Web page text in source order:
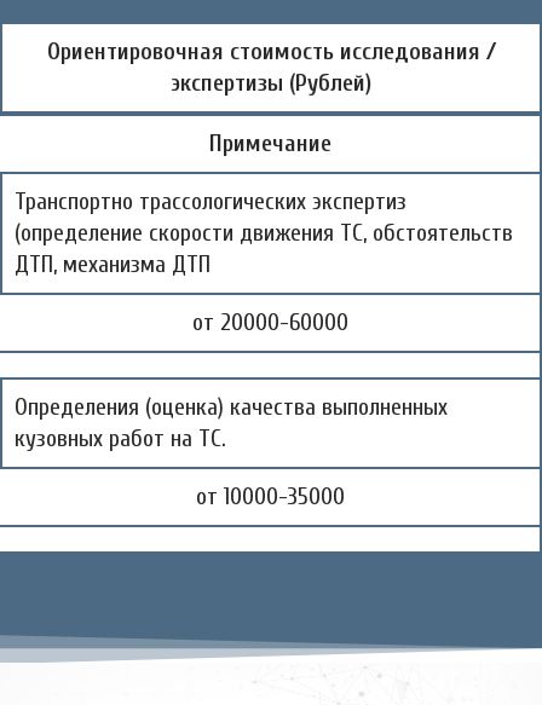
Ориентировочная стоимость исследования /
экспертизы (Рублей)
Примечание
Транспортно трассологических экспертиз
(определение скорости движения ТС, обстоятельств
ДТП, механизма ДТП
от 20000-60000
Определения (оценка) качества выполненных
кузовных работ на ТС.
от 10000-35000